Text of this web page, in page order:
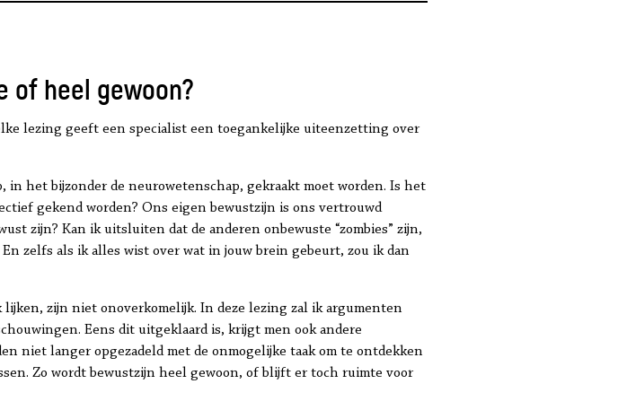
of heel gewoon?
lezing geeft een specialist een toegankelijke uiteenzetting over
het bijzonder de neurowetenschap, gekraakt moet worden. Is het
gekend worden? Ons eigen bewustzijn is ons vertrouwd
zijn? Kan ik uitsluiten dat de anderen onbewuste “zombies” zijn,
zelfs als ik alles wist over wat in jouw brein gebeurt, zou ik dan
zijn niet onoverkomelijk. In deze lezing zal ik argumenten
Eens dit uitgeklaard is, krijgt men ook andere
niet langer opgezadeld met de onmogelijke taak om te ontdekken
Zo wordt bewustzijn heel gewoon, of blijft er toch ruimte voor